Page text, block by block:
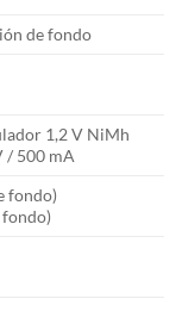
de fondo
1,2 V NiMh
/ 500 mA
fondo)